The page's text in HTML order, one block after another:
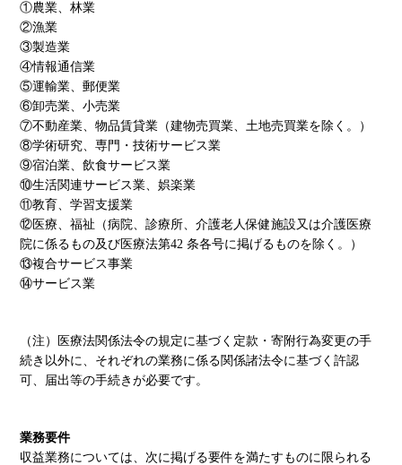
①農業、林業
②漁業
③製造業
④情報通信業
⑤運輸業、郵便業
⑥卸売業、小売業
⑦不動産業、物品賃貸業（建物売買業、土地売買業を除く。）
⑧学術研究、専門・技術サービス業
⑨宿泊業、飲食サービス業
⑩生活関連サービス業、娯楽業
⑪教育、学習支援業
⑫医療、福祉（病院、診療所、介護老人保健施設又は介護医療
院に係るもの及び医療法第42 条各号に掲げるものを除く。）
⑬複合サービス事業
⑭サービス業
（注）医療法関係法令の規定に基づく定款・寄附行為変更の手
続き以外に、それぞれの業務に係る関係諸法令に基づく許認
可、届出等の手続きが必要です。
業務要件
収益業務については、次に掲げる要件を満たすものに限られる